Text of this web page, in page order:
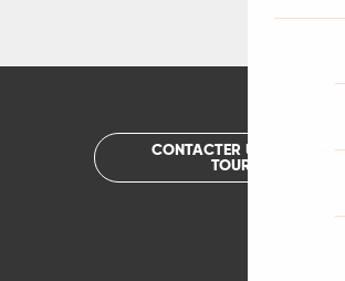
CONTACTER UN OFFICE DE
TOURISME